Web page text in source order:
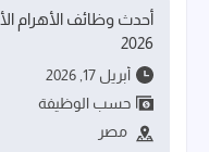
2026
أبريل 17, 2026
حسب الوظيفة
مصر